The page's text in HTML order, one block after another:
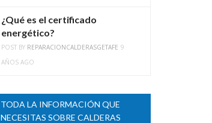
¿Qué es el certificado
energético?
POST BY REPARACIONCALDERASGETAFE 9
AÑOS AGO
TODA LA INFORMACIÓN QUE
NECESITAS SOBRE CALDERAS